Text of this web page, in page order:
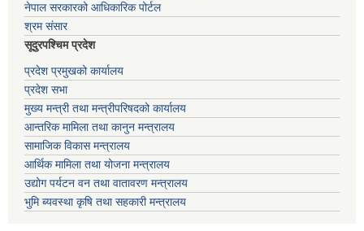
नेपाल सरकारको आधिकारिक पोर्टल
श्रम संसार
सूदुरपश्चिम प्रदेश
प्रदेश प्रमुखको कार्यालय
प्रदेश सभा
मुख्य मन्त्री तथा मन्त्रीपरिषदको कार्यालय
आन्तरिक मामिला तथा कानुन मन्त्रालय
सामाजिक विकास मन्त्रालय
आर्थिक मामिला तथा योजना मन्त्रालय
उद्योग पर्यटन वन तथा वातावरण मन्त्रालय
भुमि ब्यवस्था कृषि तथा सहकारी मन्त्रालय